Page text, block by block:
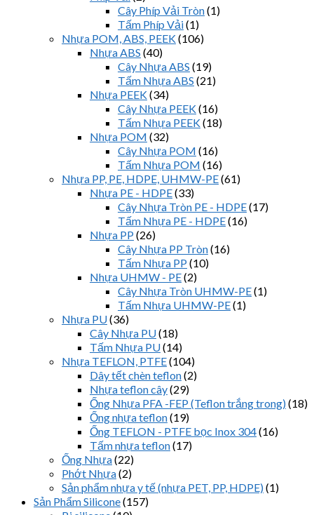
Cây Phíp Vải Tròn(1)
Tấm Phíp Vải(1)
Nhựa POM, ABS, PEEK(106)
Nhựa ABS (40)
Cây Nhựa ABS (19)
Tấm Nhựa ABS (21)
Nhựa PEEK(34)
Cây Nhựa PEEK(16)
Tấm Nhựa PEEK(18)
Nhựa POM (32)
Cây Nhựa POM (16)
Tấm Nhựa POM (16)
Nhựa PP, PE, HDPE, UHMW-PE(61)
Nhựa PE - HDPE(33)
Cây Nhựa Tròn PE - HDPE(17)
Tấm Nhựa PE - HDPE(16)
Nhựa PP (26)
Cây Nhựa PP Tròn(16)
Tấm Nhựa PP (10)
Nhựa UHMW - PE(2)
Cây Nhựa Tròn UHMW-PE(1)
Tấm Nhựa UHMW-PE(1)
Nhựa PU(36)
Cây Nhựa PU(18)
Tấm Nhựa PU(14)
Nhựa TEFLON, PTFE(104)
Dây tết chèn teflon(2)
Nhựa teflon cây(29)
Ống Nhựa PFA -FEP (Teflon trắng trong)(18)
Ống nhựa teflon(19)
Ống TEFLON - PTFE bọc Inox 304(16)
Tấm nhựa teflon(17)
Ống Nhựa(22)
Phớt Nhựa(2)
Sản phẩm nhựa y tế (nhựa PET, PP, HDPE)(1)
Sản Phẩm Silicone(157)